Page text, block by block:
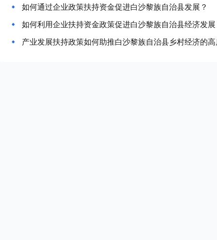
如何通过企业政策扶持资金促进白沙黎族自治县发展？
如何利用企业扶持资金政策促进白沙黎族自治县经济发
产业发展扶持政策如何助推白沙黎族自治县乡村经济的